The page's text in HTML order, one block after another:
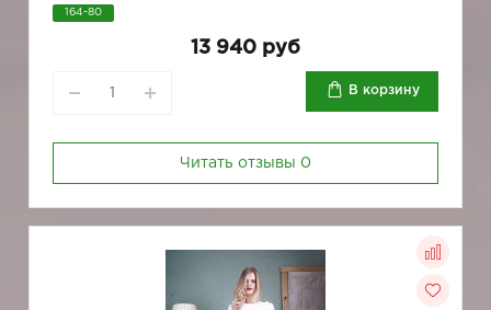
164-80
13 940 руб
В корзину
Читать отзывы 0